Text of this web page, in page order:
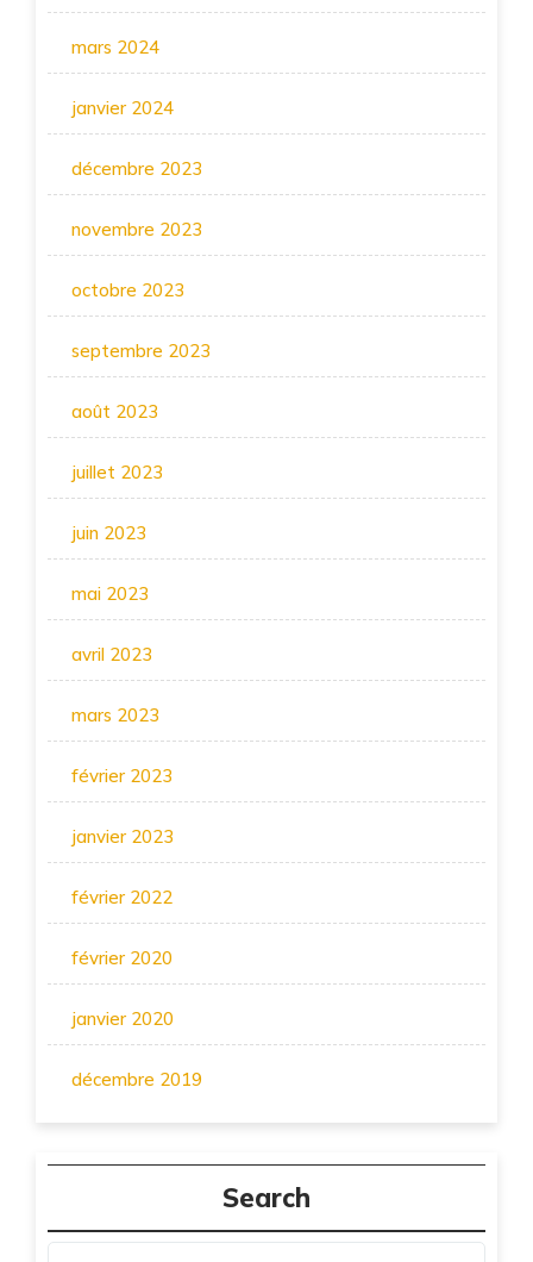
mars 2024
janvier 2024
décembre 2023
novembre 2023
octobre 2023
septembre 2023
août 2023
juillet 2023
juin 2023
mai 2023
avril 2023
mars 2023
février 2023
janvier 2023
février 2022
février 2020
janvier 2020
décembre 2019
Search